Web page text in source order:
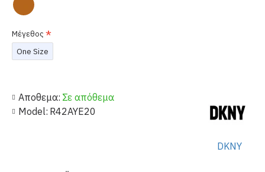
Αποθεμα: Σε απόθεμα
Model: R42AYE20
DKNY
Μέγεθος
One Size